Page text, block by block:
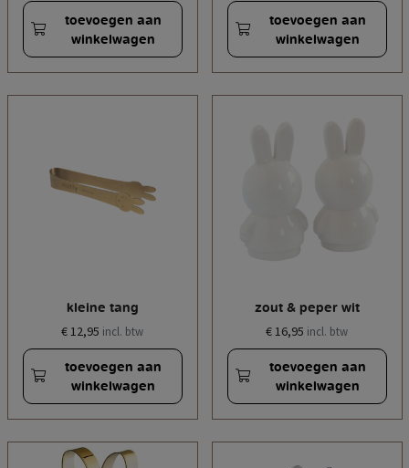
toevoegen aan
winkelwagen
toevoegen aan
winkelwagen
kleine tang
€ 12,95 incl. btw
toevoegen aan
winkelwagen
zout & peper wit
€ 16,95 incl. btw
toevoegen aan
winkelwagen